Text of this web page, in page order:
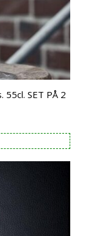
55cl. SET PÅ 2